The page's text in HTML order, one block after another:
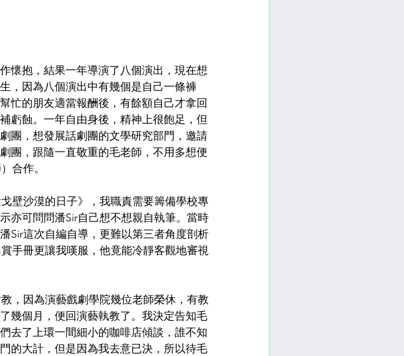
懷抱，結果一年導演了八個演出，現在想
，因為八個演出中有幾個是自己一條褲
忙的朋友適當報酬後，有餘額自己才拿回
虧蝕。一年自由身後，精神上很飽足，但
團，想發展話劇團的文學研究部門，邀請
團，跟隨一直敬重的毛老師，不用多想便
合作。
壁沙漠的日子》，我職責需要籌備學校專
亦可問問潘Sir自己想不想親自執筆。當時
Sir這次自編自導，更難以第三者角度剖析
手冊更讓我嘆服，他竟能冷靜客觀地審視
，因為演藝戲劇學院幾位老師榮休，有教
幾個月，便回演藝執教了。我決定告知毛
去了上環一間細小的咖啡店傾談，誰不知
的大計，但是因為我去意已決，所以待毛